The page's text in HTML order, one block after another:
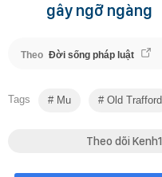
gây ngỡ ngàng
Theo Đời sống pháp luật
Tags Mu Old Trafford
Theo dõi